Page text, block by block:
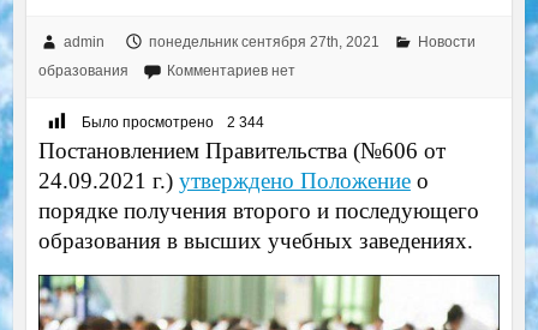
admin понедельник сентября 27th, 2021
Новости
образования
Комментариев нет
Было просмотрено 2 344
Постановлением Правительства (№606 от
24.09.2021 г.) утверждено Положениео
порядке получения второго и последующего
образования в высших учебных заведениях.